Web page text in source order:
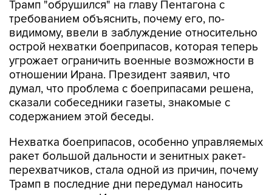
видимому, ввели в заблуждение относительно
острой нехватки боеприпасов, которая теперь
угрожает ограничить военные возможности в
отношении Ирана. Президент заявил, что
думал, что проблема с боеприпасами решена,
сказали собеседники газеты, знакомые с
содержанием этой беседы.
Нехватка боеприпасов, особенно управляемых
перехватчиков, стала одной из причин, почему
Трамп в последние дни передумал наносить
новые удары по Ирану, сказал один из
источников издания.